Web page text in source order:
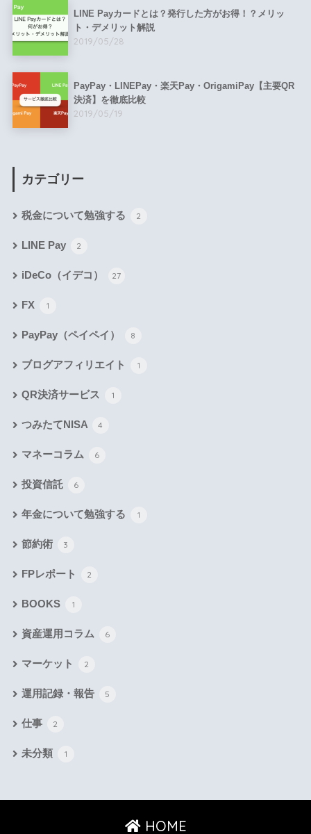
LINE Payカードとは？発行した方がお得！？メリッ
ト・デメリット解説
2019/05/28
PayPay・LINEPay・楽天Pay・OrigamiPay【主要QR
決済】を徹底比較
2019/05/19
カテゴリー
税金について勉強する 2
LINE Pay 2
iDeCo（イデコ） 27
FX 1
PayPay（ペイペイ） 8
ブログアフィリエイト 1
QR決済サービス 1
つみたてNISA 4
マネーコラム 6
投資信託 6
年金について勉強する 1
節約術 3
FPレポート 2
BOOKS 1
資産運用コラム 6
マーケット 2
運用記録・報告 5
仕事 2
未分類 1
HOME